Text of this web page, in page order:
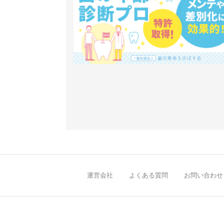
運営会社 よくある質問 お問い合わせ